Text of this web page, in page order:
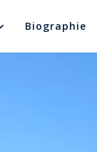
Biographie